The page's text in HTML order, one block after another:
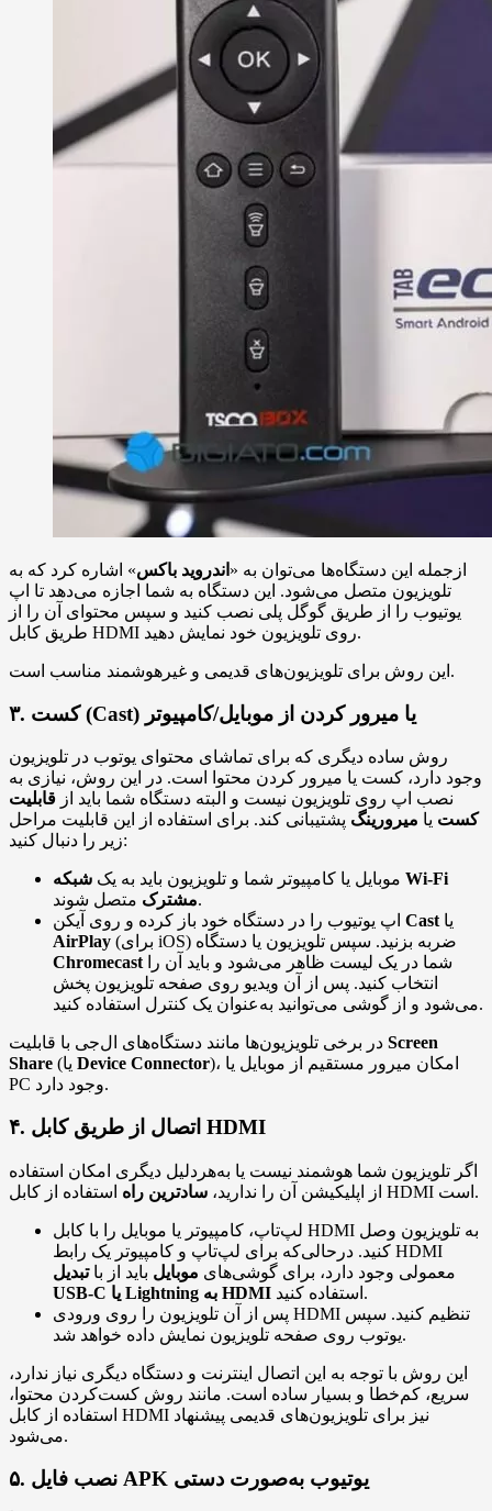
ازجمله این دستگاه‌ها می‌توان به « اندروید باکس» اشاره کرد که به
تلویزیون متصل می‌شود. این دستگاه به شما اجازه می‌دهد تا اپ
یوتیوب را از طریق گوگل پلی نصب کنید و سپس محتوای آن را از
طریق کابل HDMI روی تلویزیون خود نمایش دهید.
این روش برای تلویزیون‌های قدیمی و غیرهوشمند مناسب است.
۳. کست (Cast) یا میرور کردن از موبایل/کامپیوتر
روش ساده دیگری که برای تماشای محتوای یوتوب در تلویزیون
وجود دارد، کست یا میرور کردن محتوا است. در این روش، نیازی به
نصب اپ روی تلویزیون نیست و البته دستگاه شما باید از قابلیت
کست یا میرورینگ پشتیبانی کند. برای استفاده از این قابلیت مراحل
زیر را دنبال کنید:
موبایل یا کامپیوتر شما و تلویزیون باید به یک شبکه Wi‑Fi
مشترکمتصل شوند.
Cast یا
AirPlay
(برای iOS) ضربه بزنید. سپس تلویزیون یا دستگاه
Chromecast
شما در یک لیست ظاهر می‌شود و باید آن را
انتخاب کنید. پس از آن ویدیو روی صفحه تلویزیون پخش
می‌شود و از گوشی می‌توانید به‌‌عنوان یک کنترل استفاده کنید.
Screen
Share
Device Connector)، امکان میرور مستقیم از موبایل یا
PC وجود دارد.
۴. اتصال از طریق کابل HDMI
اگر تلویزیون شما هوشمند نیست یا به‌هردلیل دیگری امکان استفاده
از اپلیکیشن آن را ندارید، ساد‌ترین راه استفاده از کابل HDMI است.
لپ‌تاپ، کامپیوتر یا موبایل را با کابل HDMI به تلویزیون وصل
کنید. درحالی‌که برای لپ‌تاپ و کامپیوتر یک رابط HDMI
معمولی وجود دارد، برای گوشی‌های موبایل باید از باتبدیل
USB‑C یا Lightning به HDMI
استفاده کنید.
پس از آن تلویزیون را روی ورودی HDMI تنظیم کنید. سپس
یوتوب روی صفحه تلویزیون نمایش داده خواهد شد.
این روش با توجه به این اتصال اینترنت و دستگاه دیگری نیاز ندارد،
سریع، کم‌خطا و بسیار ساده است. مانند روش کست‌کردن محتوا،
استفاده از کابل HDMI نیز برای تلویزیون‌های قدیمی پیشنهاد
می‌شود.
۵. نصب فایل APK یوتیوب به‌صورت دستی